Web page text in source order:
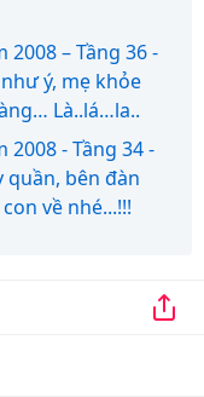
– Tầng 36 -
ý, mẹ khỏe
Là..lá…la..
- Tầng 34 -
quần, bên đàn
về nhé...!!!